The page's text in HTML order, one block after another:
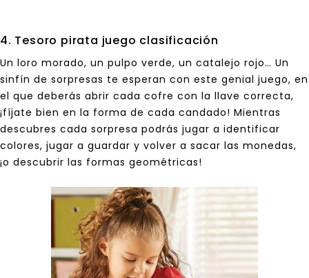
4. Tesoro pirata juego clasificación
Un loro morado, un pulpo verde, un catalejo rojo… Un
sinfín de sorpresas te esperan con este genial juego, en
el que deberás abrir cada cofre con la llave correcta,
¡fíjate bien en la forma de cada candado! Mientras
descubres cada sorpresa podrás jugar a identificar
colores, jugar a guardar y volver a sacar las monedas,
¡o descubrir las formas geométricas!